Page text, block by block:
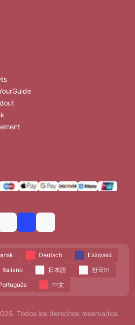
Deutsch
Ελληνικά
Italiano 日本語
한국어
中文
Todos los derechos reservados.